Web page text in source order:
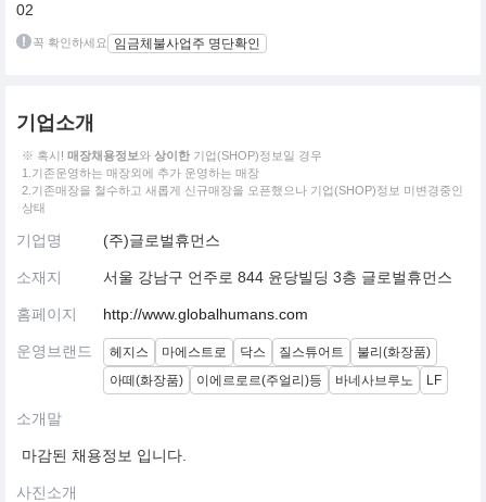
02
꼭 확인하세요 임금체불사업주 명단확인
기업소개
※ 혹시! 매장채용정보와 상이한 기업(SHOP)정보일 경우
1.기존운영하는 매장외에 추가 운영하는 매장
2.기존매장을 철수하고 새롭게 신규매장을 오픈했으나 기업(SHOP)정보 미변경중인
상태
기업명 (주)글로벌휴먼스
소재지 서울 강남구 언주로 844 윤당빌딩 3층 글로벌휴먼스
홈페이지 http://www.globalhumans.com
운영브랜드 헤지스 마에스트로 닥스 질스튜어트
불리(화장품)
아떼(화장품)
이에르로르(주얼리)등 바네사브루노 LF
소개말
마감된 채용정보 입니다.
사진소개